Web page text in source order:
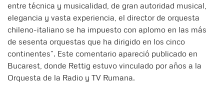
entre técnica y musicalidad, de gran autoridad musical,
elegancia y vasta experiencia, el director de orquesta
chileno-italiano se ha impuesto con aplomo en las más
de sesenta orquestas que ha dirigido en los cinco
continentes”. Este comentario apareció publicado en
Bucarest, donde Rettig estuvo vinculado por años a la
Orquesta de la Radio y TV Rumana.